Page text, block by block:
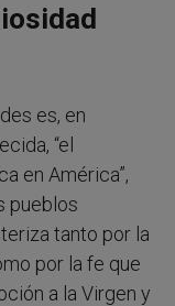
es, en
“el
en América”,
pueblos
tanto por la
por la fe que
a la Virgen y